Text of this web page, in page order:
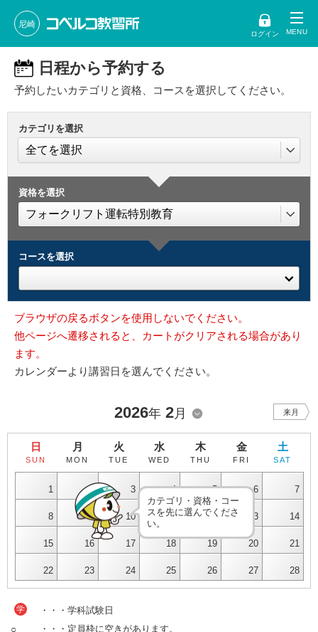
尼崎
ログイン
日程から予約する
予約したいカテゴリと資格、コースを選択してください。
カテゴリを選択
資格を選択
コースを選択
ブラウザの戻るボタンを使用しないでください。
他ページへ遷移されると、カートがクリアされる場合があり
ます。
カレンダーより講習日を選んでください。
2026年 2月 来月
日
SUN
月
MON
火
TUE
水
WED
木
THU
金
FRI
土
SAT
1 2 3 4 5 6 7
8 9 10 11 12 13 14
15 16 17 18 19 20 21
22 23 24 25 26 27 28
カテゴリ・資格・コー
スを先に選んでくださ
い。
学 ・・・学科試験日
○ ・・・定員枠に空きがあります。